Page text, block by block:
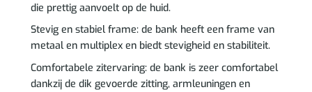
die prettig aanvoelt op de huid.
Stevig en stabiel frame: de bank heeft een frame van
metaal en multiplex en biedt stevigheid en stabiliteit.
Comfortabele zitervaring: de bank is zeer comfortabel
dankzij de dik gevoerde zitting, armleuningen en